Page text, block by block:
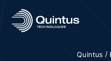
Quintus /